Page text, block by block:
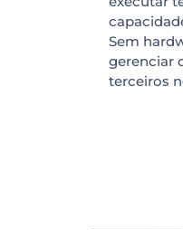
Sem
gerenciar
terceiros